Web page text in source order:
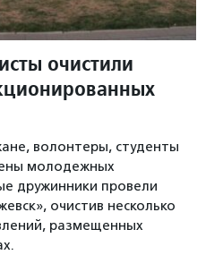
очистили
волонтеры, студенты
молодежных
дружинники провели
очистив несколько
размещенных